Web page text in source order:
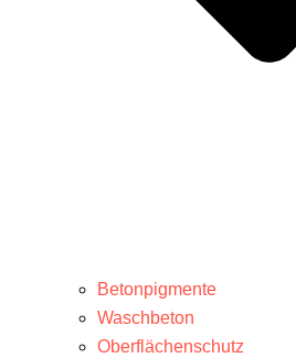
Betonpigmente
Waschbeton
Oberflächenschutz